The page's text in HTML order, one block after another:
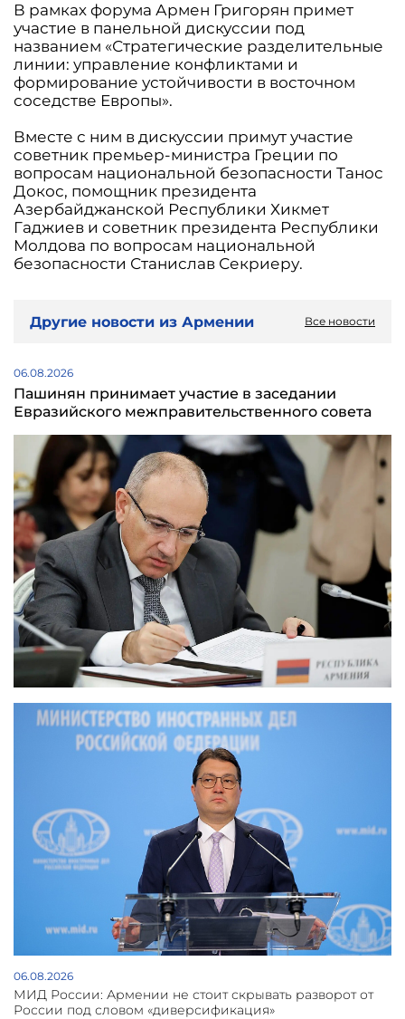
В рамках форума Армен Григорян примет
участие в панельной дискуссии под
названием «Стратегические разделительные
линии: управление конфликтами и
формирование устойчивости в восточном
соседстве Европы».
Вместе с ним в дискуссии примут участие
советник премьер-министра Греции по
вопросам национальной безопасности Танос
Докос, помощник президента
Азербайджанской Республики Хикмет
Гаджиев и советник президента Республики
Молдова по вопросам национальной
безопасности Станислав Секриеру.
Другие новости из Армении Все новости
06.08.2026
Пашинян принимает участие в заседании
Евразийского межправительственного совета
06.08.2026
МИД России: Армении не стоит скрывать разворот от
России под словом «диверсификация»